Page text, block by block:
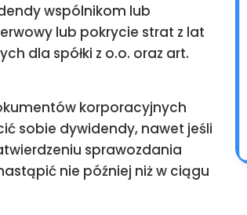
wspólnikom lub
lub pokrycie strat z lat
dla spółki z o.o. oraz art.
korporacyjnych
sobie dywidendy, nawet jeśli
sprawozdania
nie później niż w ciągu